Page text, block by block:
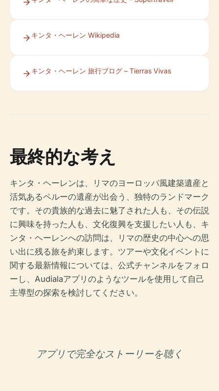
キンタ・ヘーレン Wikipedia
キンタ・ヘーレン 旅行ブログ – Tierras Vivas
最終的な考え
キンタ・ヘーレンは、リマのヨーロッパ風建築遺産と
活気あるペルーの遺産が出会う、独特のランドマーク
です。その貴族的な過去に魅了された人も、その伝説
に興味を持った人も、文化復興を支援したい人も、キ
ンタ・ヘーレンへの訪問は、リマの歴史の中心への思
い出に残る旅を約束します。ツアーや文化イベントに
関する最新情報については、公式チャンネルをフォロ
ーし、Audialaアプリのようなツールを使用して自己
主導型の探索を検討してください。
アプリで完全なストーリーを聴く